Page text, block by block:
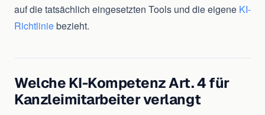
auf die tatsächlich eingesetzten Tools und die eigene KI-
Richtliniebezieht.
Welche KI-Kompetenz Art. 4 für
Kanzleimitarbeiter verlangt